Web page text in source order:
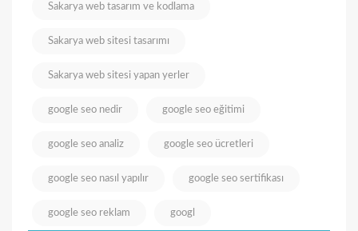
Sakarya web tasarım ve kodlama
Sakarya web sitesi tasarımı
Sakarya web sitesi yapan yerler
google seo nedir google seo eğitimi
google seo analiz google seo ücretleri
google seo nasıl yapılır google seo sertifikası
google seo reklam googl